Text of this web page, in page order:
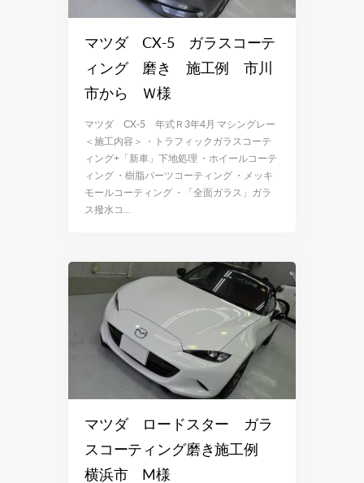
マツダ CX-5 ガラスコーテ
ィング 磨き 施工例 市川
市から Ｗ様
マツダ CX-5 年式Ｒ3年4月 マシングレー
＜施工内容＞ ・トラフィックガラスコーテ
ィング+「新車」下地処理 ・ホイールコーテ
ィング ・樹脂パーツコーティング ・メッキ
モールコーティング ・「全面ガラス」ガラ
ス撥水コ…
マツダ ロードスター ガラ
スコーティング磨き施工例
横浜市 M様